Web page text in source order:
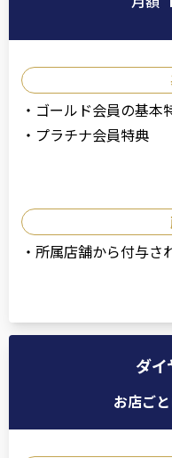
・ ゴールド会員の基本
・ プラチナ会員特典
・ 所属店舗から付与さ
ダイ
お店ご